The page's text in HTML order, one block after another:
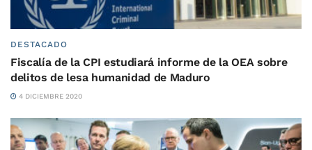
DESTACADO
Fiscalía de la CPI estudiará informe de la OEA sobre
delitos de lesa humanidad de Maduro
4 DICIEMBRE 2020